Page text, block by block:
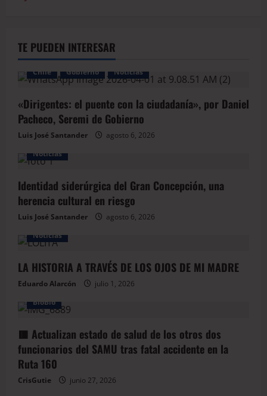
TE PUEDEN INTERESAR
Chile Gobierno Noticias
«Dirigentes: el puente con la ciudadanía», por Daniel
Pacheco, Seremi de Gobierno
Luis José Santander
agosto 6, 2026
Noticias
Identidad siderúrgica del Gran Concepción, una
herencia cultural en riesgo
Luis José Santander
agosto 6, 2026
Noticias
LA HISTORIA A TRAVÉS DE LOS OJOS DE MI MADRE
Eduardo Alarcón
julio 1, 2026
BioBio
🟥 Actualizan estado de salud de los otros dos
funcionarios del SAMU tras fatal accidente en la
Ruta 160
CrisGutie junio 27, 2026